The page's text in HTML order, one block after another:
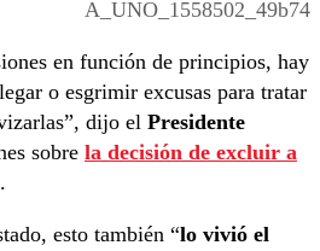
A_UNO_1558502_49b74
en función de principios, hay
o esgrimir excusas para tratar
dijo el Presidente
sobre la decisión de excluir a
.
esto también “lo vivió el